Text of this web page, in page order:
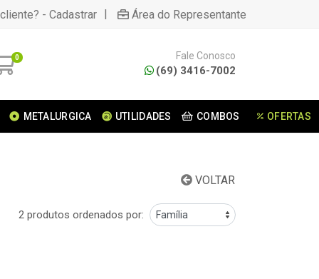
- Cadastrar | Área do Representante
0 Fale Conosco
(69) 3416-7002
METALURGICA UTILIDADES COMBOS OFERTAS
VOLTAR
2 produtos ordenados por: